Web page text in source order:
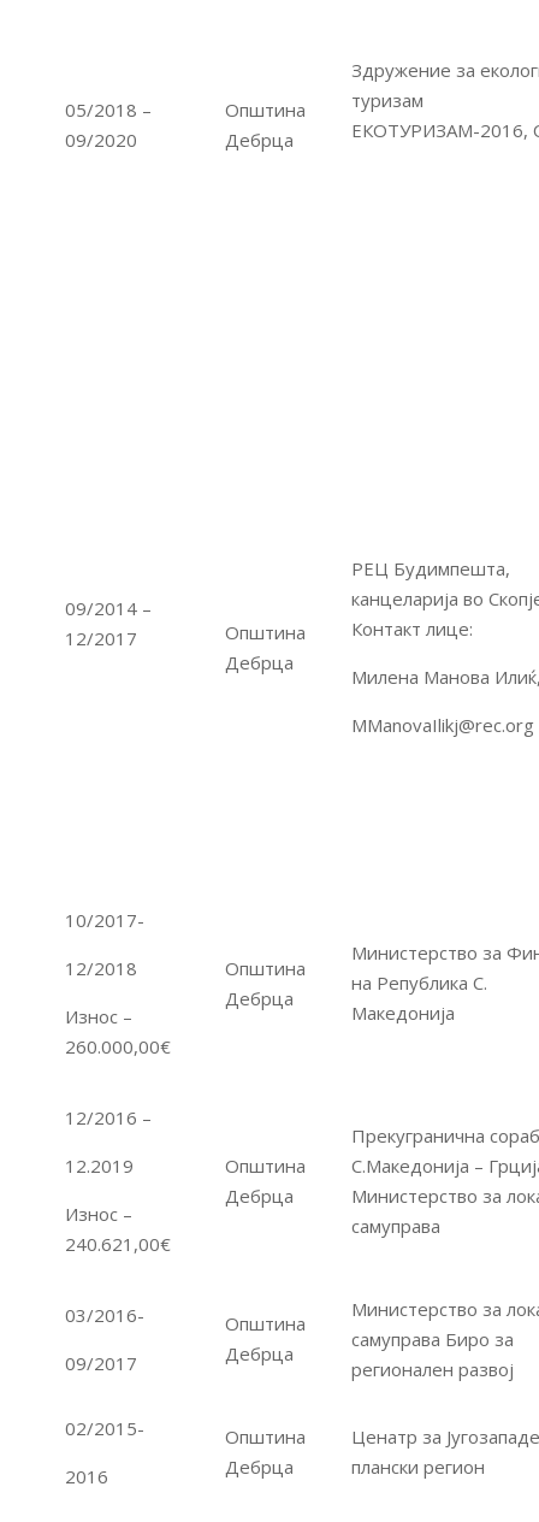
05/2018 –
09/2020
Општина
Дебрца
Здружение за
туризам
ЕКОТУРИЗАМ-2016,
09/2014 –
12/2017
Општина
Дебрца
РЕЦ Будимпешта,
канцеларија во
Контакт лице:
Милена Манова
MManovaIlikj@rec.org
10/2017-
12/2018
Износ –
260.000,00€
Општина
Дебрца
Министерство за
на Република С.
Македонија
12/2016 –
12.2019
Износ –
240.621,00€
Општина
Дебрца
Прекугранична
С.Македонија –
Министерство за
самуправа
03/2016-
09/2017
Општина
Дебрца
Министерство за
самуправа Биро за
регионален развој
02/2015-
2016
Општина
Дебрца
Ценатр за
плански регион